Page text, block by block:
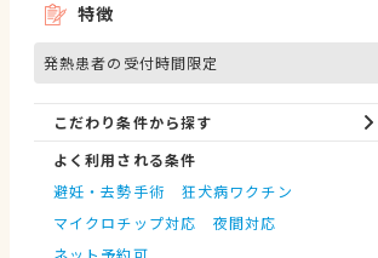
特徴
発熱患者の受付時間限定
こだわり条件から探す
よく利用される条件
避妊・去勢手術
狂犬病ワクチン
マイクロチップ対応
夜間対応
ネット予約可